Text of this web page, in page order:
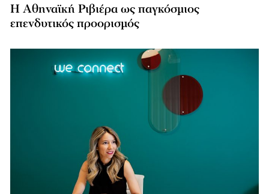
Η Αθηναϊκή Ριβιέρα ως παγκόσμιος
επενδυτικός προορισμός